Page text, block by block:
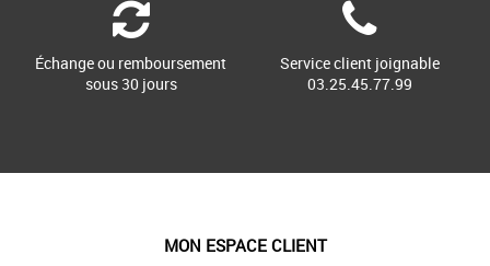
Échange ou remboursement
sous 30 jours
Service client joignable
03.25.45.77.99
MON ESPACE CLIENT